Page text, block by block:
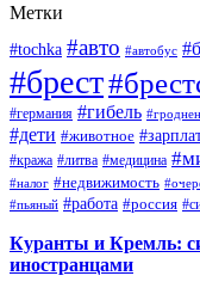
Метки
#tochka #авто #автобус
#брест
#германия #гибель
#дети #животное
#кража #литва #медицина
#налог #недвижимость
#пьяный #работа #россия
Куранты и Кремль:
иностранцами